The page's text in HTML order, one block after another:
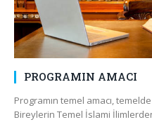
PROGRAMIN AMACI
Programın temel amacı,
Bireylerin Temel İslami